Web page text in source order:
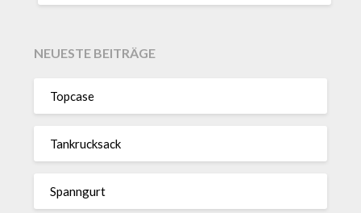
NEUESTE BEITRÄGE
Topcase
Tan­kruck­sack
Spann­gurt